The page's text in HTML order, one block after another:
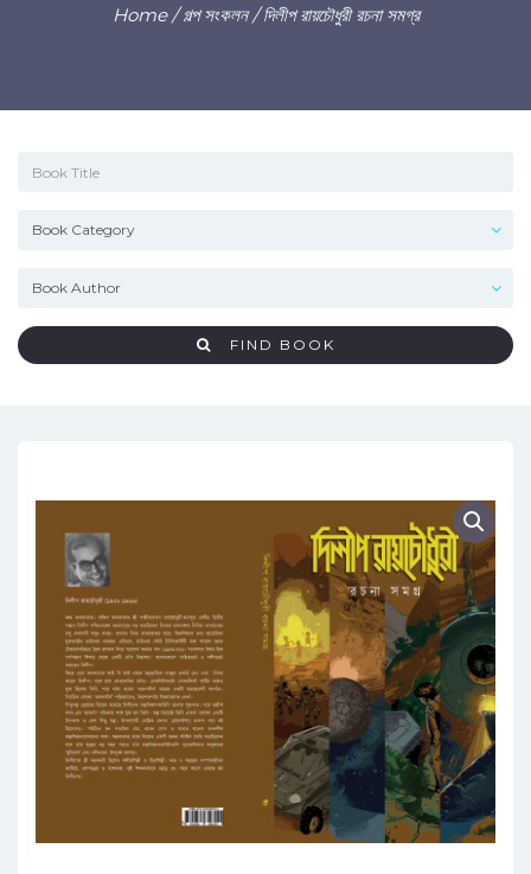
Home/গল্প সংকলন/ দিলীপ রায়চৌধুরী রচনা সমগ্র
FIND BOOK